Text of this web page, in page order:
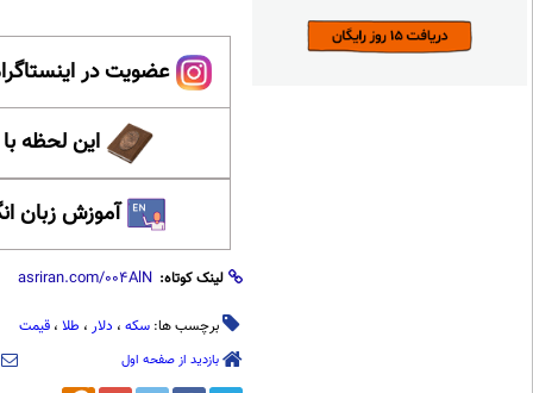
عضویت در
این لحظه
آموزش زبان
لینک کوتاه:
برچسب ها: سکه ، دلار ، طلا ، قیمت
بازدید از صفحه اول